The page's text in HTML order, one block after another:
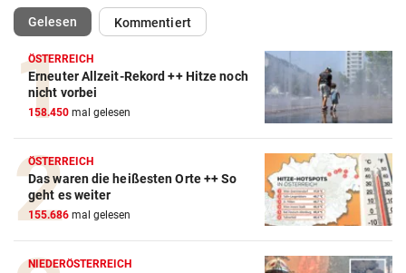
Gelesen(ausgewählt)Kommentiert
ÖSTERREICH
Erneuter Allzeit-Rekord ++ Hitze noch
nicht vorbei
158.450 mal gelesen
ÖSTERREICH
Das waren die heißesten Orte ++ So
geht es weiter
155.686 mal gelesen
NIEDERÖSTERREICH